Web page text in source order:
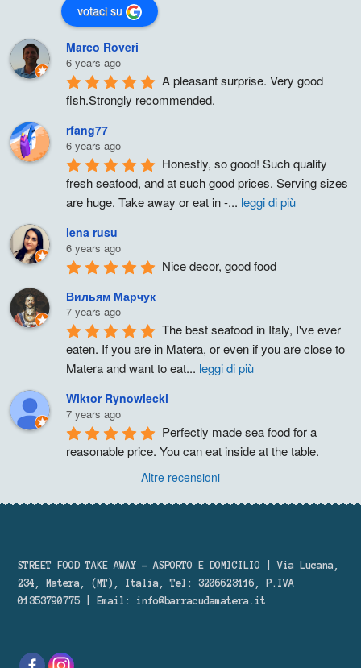
votaci su
Marco Roveri
6 years ago
A pleasant surprise. Very good
fish.Strongly recommended.
rfang77
6 years ago
Honestly, so good! Such quality
fresh seafood, and at such good prices. Serving sizes
are huge. Take away or eat in -... leggi di più
lena rusu
6 years ago
Nice decor, good food
Вильям Марчук
7 years ago
The best seafood in Italy, I've ever
eaten. If you are in Matera, or even if you are close to
Matera and want to eat... leggi di più
Wiktor Rynowiecki
7 years ago
Perfectly made sea food for a
reasonable price. You can eat inside at the table.
Altre recensioni
STREET FOOD TAKE AWAY – ASPORTO E DOMICILIO | Via Lucana,
234, Matera, (MT), Italia, Tel: 3206623116, P.IVA
01353790775 | Email: info@barracudamatera.it